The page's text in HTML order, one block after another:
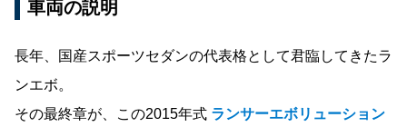
車両の説明
長年、国産スポーツセダンの代表格として君臨してきたラ
ンエボ。
その最終章が、この2015年式 ランサーエボリューション